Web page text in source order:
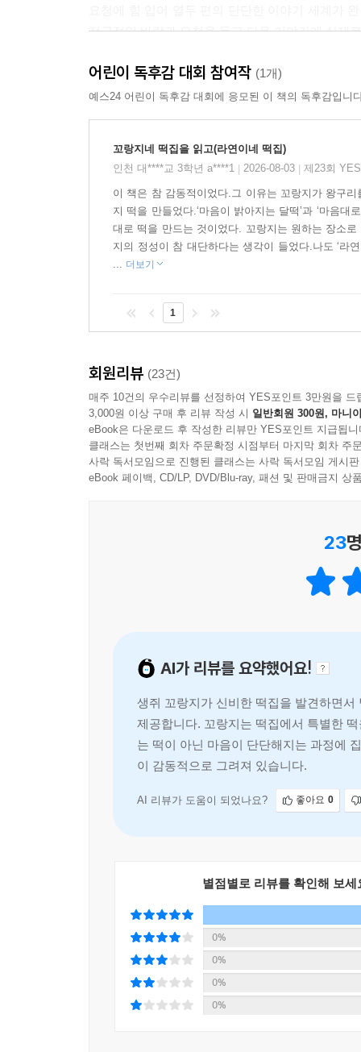
적극적인 바람과 요청을 듣고 다음 이야기에 실제
계약되었다. 열두 권의 다채로운 이야기 세계를
「만복이네 떡집」은 간판의 이름에 따라 주인
하고, 타인의 다른 상황과 마음에 귀를 기울이기
술술 나오는 꿀떡, 다른 사람 생각이 쑥떡쑥덕
리듬감이 느껴지는 이름과 효능을 더해 독창적
귀를 기울이고 열심히 소원 떡을 만들고 배달한
용기와 자신감, 자괴감과 자존감, 상처와 회복,
살아가며 꼭 익혀야 할 다양한 마음 형태를 경
“옹달샘에 돌멩이를 던지면 보고 싶은 사람 모습이
하늘 정원으로 다시 돌아가 복 열매를 수확하는
배달하다 경험했던 위험한 순간들과 슬프고 행
나타난 보고 싶던 얼굴들……. 소원 떡을 먹었던
· 꼬랑지를 위해, 다시 한번 바뀐 떡집의 간판
달떡을 먹으면 마음이 보름달처럼 밝아지고
왕구리가 떡집을 떠난 후 꼬랑지는 잠도 잘 이루
소원 떡 만드는 비법 책이 저절로 펼쳐지더니 종
떡인지 확인하기 위해 밖으로 나간 꼬랑지는 마침
달떡을 먹고 가슴속에 슬픔이 스르르 사라지며
가득한 아이들의 얼굴을 보면서 그동안 자신이
‘마음대로 떡’. 꼬랑지는 어떤 떡을 만들어야 왕구
그리고 열두 권까지 이어진 떡집의 이야기가 ‘세
어린이 독후감 대회 참여작 (1개)
예스24 어린이 독후감 대회에 응모된 이 책의 독후감입니
꼬랑지네 떡집을 읽고(라연이네 떡집)
인천 대****교 3학년 a****1
2026-08-03 제23회
이 책은 참 감동적이었다.그 이유는 꼬랑지가 왕구
지 떡을 만들었다.‘마음이 밝아지는 달떡’과 ‘마음
대로 떡을 만드는 것이었다. 꼬랑지는 원하는 장소
지의 정성이 참 대단하다는 생각이 들었다.나도 ‘라
... 더보기
1
회원리뷰 (23건)
매주 10건의 우수리뷰를 선정하여 YES포인트 3만원을 드
3,000원 이상 구매 후 리뷰 작성 시 일반회원 300원, 마니
eBook은 다운로드 후 작성한 리뷰만 YES포인트 지급됩니
클래스는 첫번째 회차 주문확정 시점부터 마지막 회차 주
사락 독서모임으로 진행된 클래스는 사락 독서모임 게시
eBook 페이백, CD/LP, DVD/Blu-ray, 패션 및 판매금지 상
23
AI가 리뷰를 요약했어요!
생쥐 꼬랑지가 신비한 떡집을 발견하면
제공합니다. 꼬랑지는 떡집에서 특별한
는 떡이 아닌 마음이 단단해지는 과정에
이 감동적으로 그려져 있습니다.
AI 리뷰가 도움이 되었나요? 좋아요 0
별점별로 리뷰를 확인해 보세
0%
0%
0%
0%